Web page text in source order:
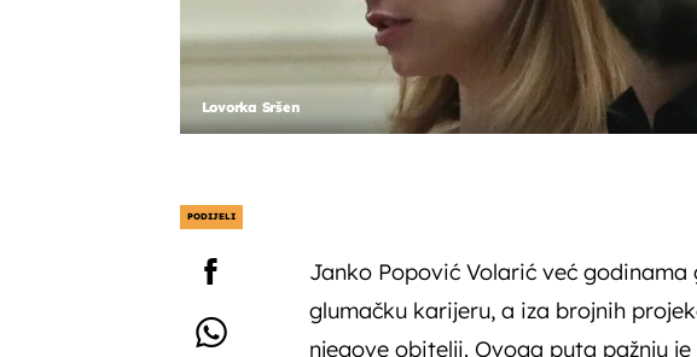
Lovorka Sršen
PODIJELI
Janko Popović Volarić već godinama
glumačku karijeru, a iza brojnih
njegove obitelji. Ovoga puta pažnju